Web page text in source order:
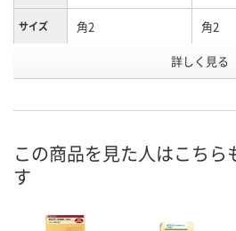
サイズ 角2 角2
なし
号
お届け日
数量
詳しく見る
この商品を見た人はこちら
す